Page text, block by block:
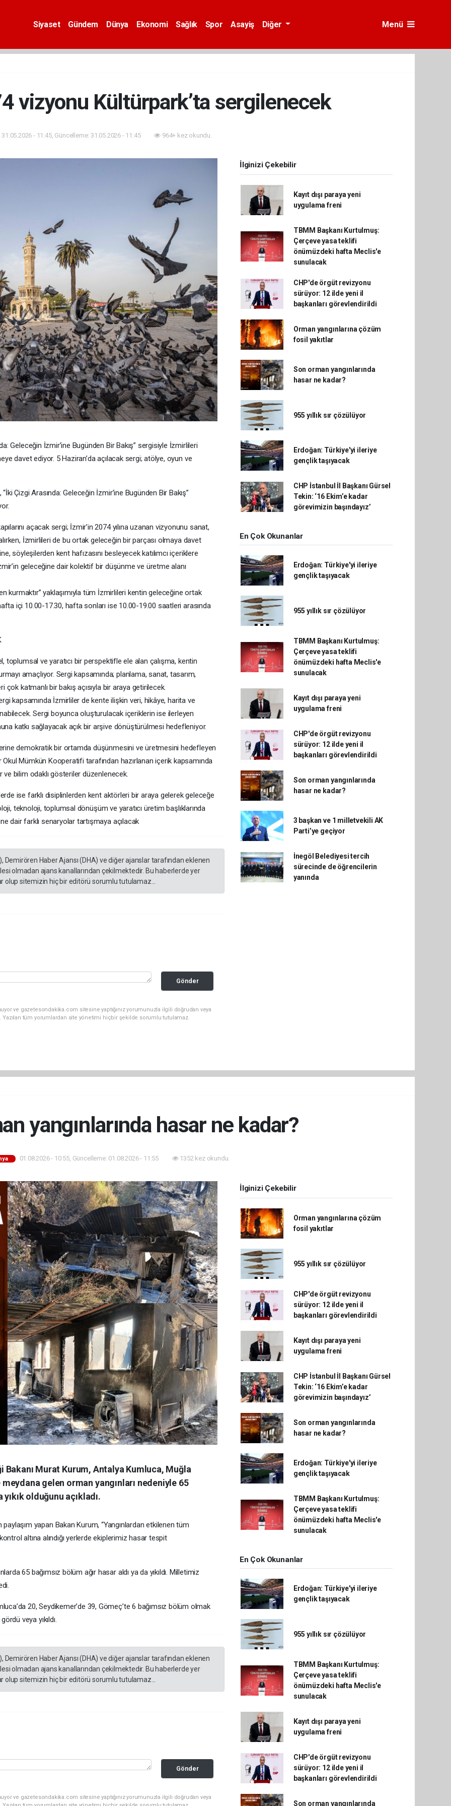
Siyaset Gündem Dünya Ekonomi Sağlık Spor Asayiş Diğer Menü
vizyonu Kültürpark’ta sergilenecek
31.05.2026 - 11:45, Güncelleme: 31.05.2026 - 11:45 964+ kez okundu.
Geleceğin İzmir’ine Bugünden Bir Bakış” sergisiyle İzmirlileri
davet ediyor. 5 Haziran’da açılacak sergi; atölye, oyun ve
Çizgi Arasında: Geleceğin İzmir’ine Bugünden Bir Bakış”
açacak sergi; İzmir’in 2074 yılına uzanan vizyonunu sanat,
İzmirlileri de bu ortak geleceğin bir parçası olmaya davet
söyleşilerden kent hafızasını besleyecek katılımcı içeriklere
geleceğine dair kolektif bir düşünme ve üretme alanı
kurmaktır” yaklaşımıyla tüm İzmirlileri kentin geleceğine ortak
içi 10.00-17.30, hafta sonları ise 10.00-19.00 saatleri arasında
toplumsal ve yaratıcı bir perspektifle ele alan çalışma, kentin
amaçlıyor. Sergi kapsamında; planlama, sanat, tasarım,
katmanlı bir bakış açısıyla bir araya getirilecek.
kapsamında İzmirliler de kente ilişkin veri, hikâye, harita ve
Sergi boyunca oluşturulacak içeriklerin ise ilerleyen
katkı sağlayacak açık bir arşive dönüştürülmesi hedefleniyor.
demokratik bir ortamda düşünmesini ve üretmesini hedefleyen
Mümkün Kooperatifi tarafından hazırlanan içerik kapsamında
bilim odaklı gösteriler düzenlenecek.
ise farklı disiplinlerden kent aktörleri bir araya gelerek geleceğe
teknoloji, toplumsal dönüşüm ve yaratıcı üretim başlıklarında
dair farklı senaryolar tartışmaya açılacak
Demirören Haber Ajansı (DHA) ve diğer ajanslar tarafından eklenen
olmadan ajans kanallarından çekilmektedir. Bu haberlerde yer
olup sitemizin hiç bir editörü sorumlu tutulamaz...
Gönder
ve gazetesondakika.com sitesine yaptığınız yorumunuzla ilgili doğrudan veya
Yazılan tüm yorumlardan site yönetimi hiçbir şekilde sorumlu tutulamaz.
İlginizi Çekebilir
Kayıt dışı paraya yeni
uygulama freni
TBMM Başkanı Kurtulmuş:
Çerçeve yasa teklifi
önümüzdeki hafta Meclis'e
sunulacak
CHP'de örgüt revizyonu
sürüyor: 12 ilde yeni il
başkanları görevlendirildi
Orman yangınlarına çözüm
fosil yakıtlar
Son orman yangınlarında
hasar ne kadar?
955 yıllık sır çözülüyor
Erdoğan: Türkiye'yi ileriye
gençlik taşıyacak
CHP İstanbul İl Başkanı Gürsel
Tekin: ‘16 Ekim’e kadar
görevimizin başındayız’
En Çok Okunanlar
Erdoğan: Türkiye'yi ileriye
gençlik taşıyacak
955 yıllık sır çözülüyor
TBMM Başkanı Kurtulmuş:
Çerçeve yasa teklifi
önümüzdeki hafta Meclis'e
sunulacak
Kayıt dışı paraya yeni
uygulama freni
CHP'de örgüt revizyonu
sürüyor: 12 ilde yeni il
başkanları görevlendirildi
Son orman yangınlarında
hasar ne kadar?
3 başkan ve 1 milletvekili AK
Parti’ye geçiyor
İnegöl Belediyesi tercih
sürecinde de öğrencilerin
yanında
yangınlarında hasar ne kadar?
01.08.2026 - 10:55, Güncelleme: 01.08.2026 - 11:55 1352 kez okundu.
Murat Kurum, Antalya Kumluca, Muğla
gelen orman yangınları nedeniyle 65
olduğunu açıkladı.
yapan Bakan Kurum, “Yangınlardan etkilenen tüm
altına alındığı yerlerde ekiplerimiz hasar tespit
65 bağımsız bölüm ağır hasar aldı ya da yıkıldı. Milletimiz
20, Seydikemer’de 39, Gömeç’te 6 bağımsız bölüm olmak
veya yıkıldı.
Demirören Haber Ajansı (DHA) ve diğer ajanslar tarafından eklenen
olmadan ajans kanallarından çekilmektedir. Bu haberlerde yer
sitemizin hiç bir editörü sorumlu tutulamaz...
Gönder
ve gazetesondakika.com sitesine yaptığınız yorumunuzla ilgili doğrudan veya
İlginizi Çekebilir
Orman yangınlarına çözüm
fosil yakıtlar
955 yıllık sır çözülüyor
CHP'de örgüt revizyonu
sürüyor: 12 ilde yeni il
başkanları görevlendirildi
Kayıt dışı paraya yeni
uygulama freni
CHP İstanbul İl Başkanı Gürsel
Tekin: ‘16 Ekim’e kadar
görevimizin başındayız’
Son orman yangınlarında
hasar ne kadar?
Erdoğan: Türkiye'yi ileriye
gençlik taşıyacak
TBMM Başkanı Kurtulmuş:
Çerçeve yasa teklifi
önümüzdeki hafta Meclis'e
sunulacak
En Çok Okunanlar
Erdoğan: Türkiye'yi ileriye
gençlik taşıyacak
955 yıllık sır çözülüyor
TBMM Başkanı Kurtulmuş:
Çerçeve yasa teklifi
önümüzdeki hafta Meclis'e
sunulacak
Kayıt dışı paraya yeni
uygulama freni
CHP'de örgüt revizyonu
sürüyor: 12 ilde yeni il
başkanları görevlendirildi
Son orman yangınlarında